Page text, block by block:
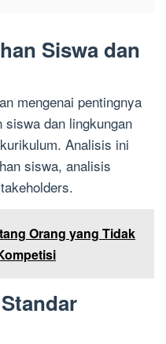
Siswa dan
mengenai pentingnya
dan lingkungan
Analisis ini
siswa, analisis
Orang yang Tidak